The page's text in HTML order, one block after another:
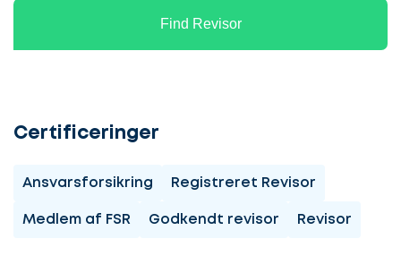
Find Revisor
Certificeringer
Ansvarsforsikring Registreret Revisor
Medlem af FSR Godkendt revisor Revisor